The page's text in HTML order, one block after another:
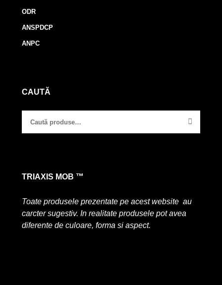
ODR
ANSPDCP
ANPC
CAUTĂ
TRIAXIS MOB ™
Toate produsele prezentate pe acest website au
carcter sugestiv. In realitate produsele pot avea
diferente de culoare, forma si aspect.